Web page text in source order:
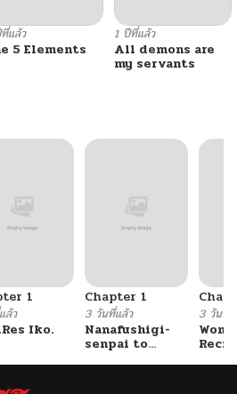
09/20/2025
09/15/2025
แล้ว
5 Elements
1 ปีที่แล้ว
All demons are
my servants
1
ล้ว
Iko.
Chapter 1
3 วันที่แล้ว
Nanafushigi-
senpai to
3 วันที่